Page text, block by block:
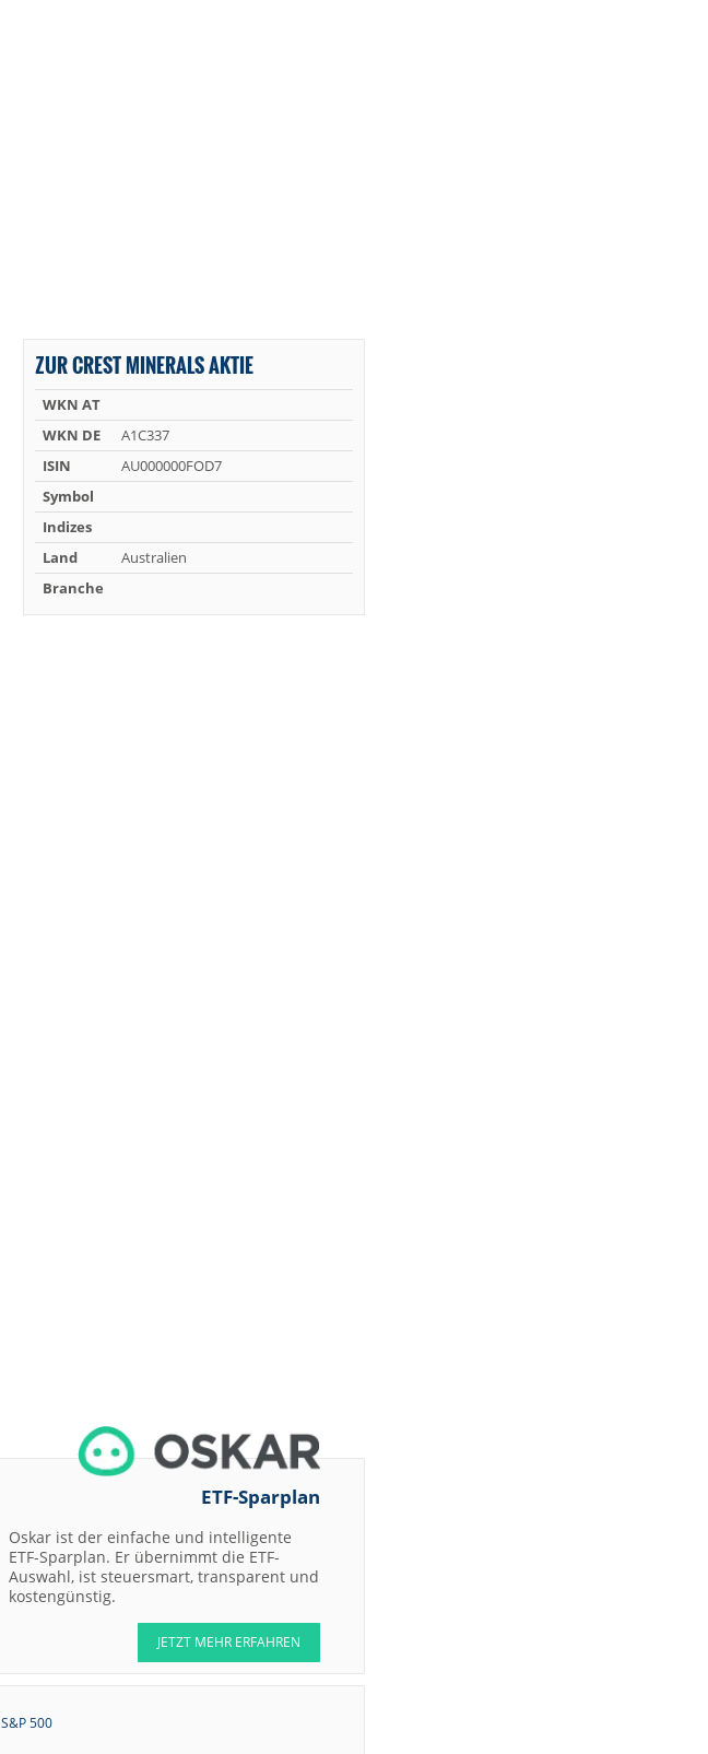
ZUR CREST MINERALS AKTIE
WKN AT
WKN DE
A1C337
ISIN
AU000000FOD7
Symbol
Indizes
Land
Australien
Branche
ETF-Sparplan
Oskar ist der einfache und intelligente
ETF-Sparplan. Er übernimmt die ETF-
Auswahl, ist steuersmart, transparent und
kostengünstig.
JETZT MEHR ERFAHREN
S&P 500